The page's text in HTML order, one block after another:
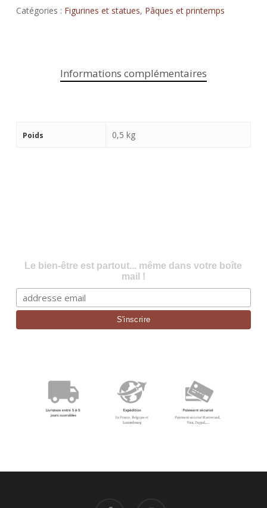
Catégories : Figurines et statues, Pâques et printemps
Informations complémentaires
Poids 0,5 kg
Le bien-être est partout... même dans votre boîte
mail !
facebook